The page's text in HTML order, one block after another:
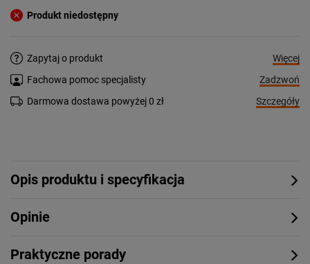
Produkt niedostępny
Zapytaj o produkt
Więcej
Fachowa pomoc specjalisty
Zadzwoń
Darmowa dostawa powyżej 0 zł
Szczegóły
Opis produktu i specyfikacja
Opinie
Praktyczne porady